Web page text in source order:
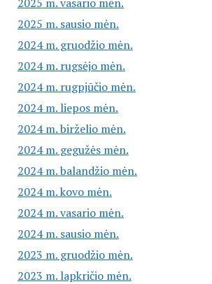
2025 m. sausio mėn.
2024 m. gruodžio mėn.
2024 m. rugsėjo mėn.
2024 m. rugpjūčio mėn.
2024 m. liepos mėn.
2024 m. birželio mėn.
2024 m. gegužės mėn.
2024 m. balandžio mėn.
2024 m. kovo mėn.
2024 m. vasario mėn.
2024 m. sausio mėn.
2023 m. gruodžio mėn.
2023 m. lapkričio mėn.